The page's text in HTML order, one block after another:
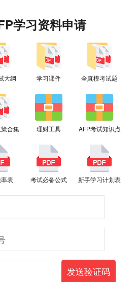
学习资料申请
大纲 学习课件 全真模考试题
合集 理财工具 AFP考试知识点
表 考试必备公式 新手学习计划表